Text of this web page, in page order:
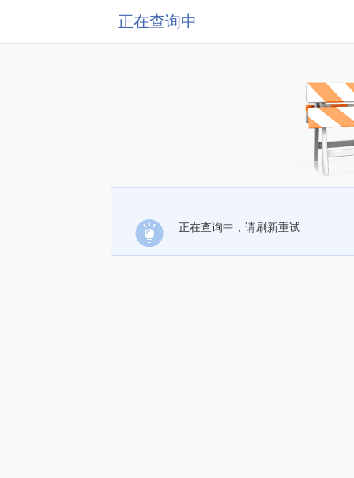
正在查询中
正在查询中，请刷新重试